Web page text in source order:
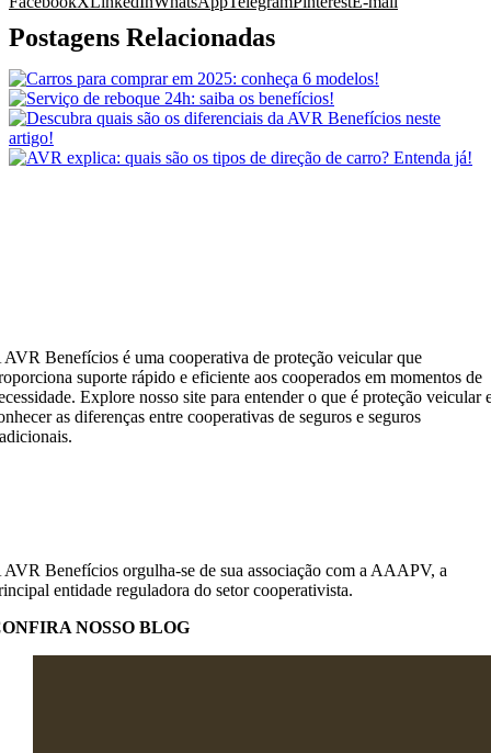
Postagens Relacionadas
AVR Benefícios é uma cooperativa de proteção veicular que
suporte rápido e eficiente aos cooperados em momentos de
Explore nosso site para entender o que é proteção veicular
as diferenças entre cooperativas de seguros e seguros
AVR Benefícios orgulha-se de sua associação com a AAAPV, a
entidade reguladora do setor cooperativista.
NOSSO BLOG